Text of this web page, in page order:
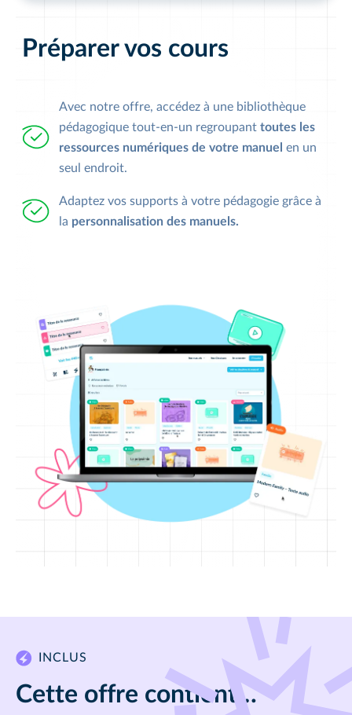
Préparer vos cours
Avec notre offre, accédez à une bibliothèque
pédagogique tout-en-un regroupant toutes les
ressources numériques de votre manuel en un
seul endroit.
Adaptez vos supports à votre pédagogie grâce à
la personnalisation des manuels.
INCLUS
Cette offre contient…